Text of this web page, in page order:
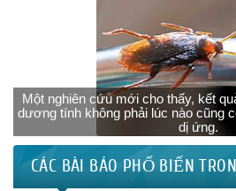
Một nghiên cứu mới cho thấy, kết
dương tính không phải lúc nào cũng
dị ứng.
CÁC BÀI BÁO PHỔ BIẾN